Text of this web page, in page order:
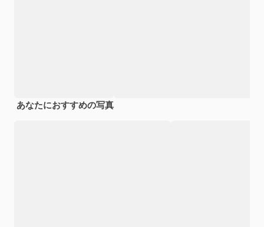
あなたにおすすめの写真